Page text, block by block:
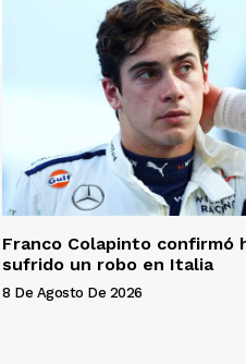
Franco Colapinto confirmó
sufrido un robo en Italia
8 De Agosto De 2026